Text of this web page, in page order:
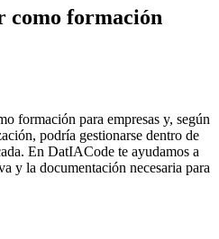
como formación
formación para empresas y, según
podría gestionarse dentro de
En DatIACode te ayudamos a
y la documentación necesaria para